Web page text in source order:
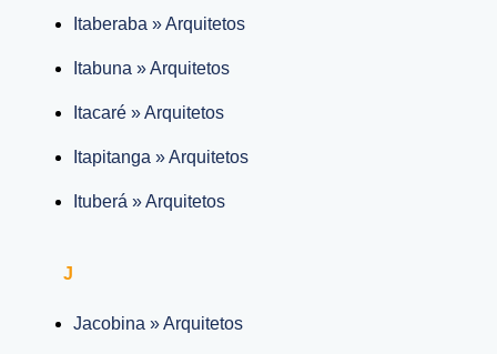
Itaberaba » Arquitetos
Itabuna » Arquitetos
Itacaré » Arquitetos
Itapitanga » Arquitetos
Ituberá » Arquitetos
J
Jacobina » Arquitetos